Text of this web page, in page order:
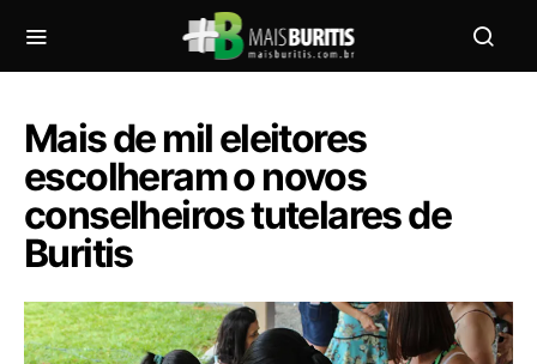
Mais de mil eleitores
escolheram o novos
conselheiros tutelares de
Buritis